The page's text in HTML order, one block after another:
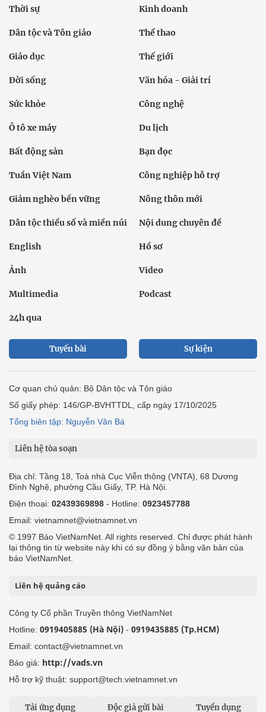
Thời sự Kinh doanh
Dân tộc và Tôn giáo Thể thao
Giáo dục Thế giới
Đời sống Văn hóa - Giải trí
Sức khỏe Công nghệ
Ô tô xe máy Du lịch
Bất động sản Bạn đọc
Tuần Việt Nam Công nghiệp hỗ trợ
Giảm nghèo bền vững Nông thôn mới
Dân tộc thiểu số và miền núi Nội dung chuyên đề
English Hồ sơ
Ảnh Video
Multimedia Podcast
24h qua
Tuyến bài Sự kiện
Cơ quan chủ quản: Bộ Dân tộc và Tôn giáo
Số giấy phép: 146/GP-BVHTTDL, cấp ngày 17/10/2025
Tổng biên tập: Nguyễn Văn Bá
Liên hệ tòa soạn
Địa chỉ: Tầng 18, Toà nhà Cục Viễn thông (VNTA), 68 Dương
Đình Nghệ, phường Cầu Giấy, TP. Hà Nội.
Điện thoại: 02439369898 - Hotline: 0923457788
Email: vietnamnet@vietnamnet.vn
© 1997 Báo VietNamNet. All rights reserved. Chỉ được phát hành
lại thông tin từ website này khi có sự đồng ý bằng văn bản của
báo VietNamNet.
Liên hệ quảng cáo
Công ty Cổ phần Truyền thông VietNamNet
Hotline: 0919405885 (Hà Nội) - 0919435885 (Tp.HCM)
Email: contact@vietnamnet.vn
Báo giá: http://vads.vn
Hỗ trợ kỹ thuật: support@tech.vietnamnet.vn
Tải ứng dụng Độc giả gửi bài Tuyển dụng